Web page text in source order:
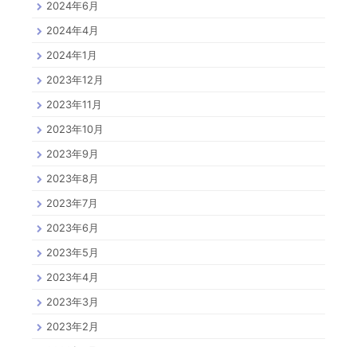
2024年6月
2024年4月
2024年1月
2023年12月
2023年11月
2023年10月
2023年9月
2023年8月
2023年7月
2023年6月
2023年5月
2023年4月
2023年3月
2023年2月